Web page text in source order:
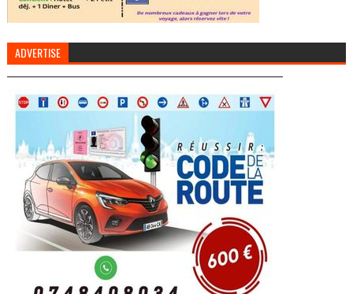
ADVERTISE